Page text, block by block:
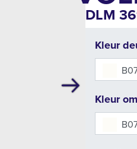
Volgende
DLM
Kleur
Kleur
Add to